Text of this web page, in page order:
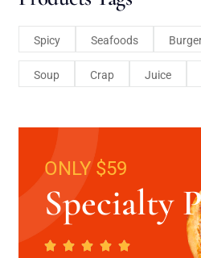
Spicy Seafoods
Soup Crap Juice
ONLY $59
Specialty